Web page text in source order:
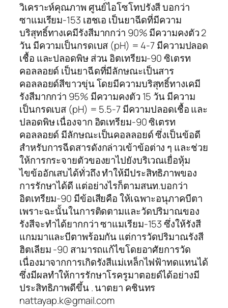
วิเคราะห์คุณภาพ ศูนย์ไอโซโทปรังสี บอกว่า
ซาแมเรียม-153 เฮชเอ เป็นยาฉีดที่มีความ
บริสุทธิ์ทางเคมีรังสีมากกว่า 90% มีความคงตัว 2
วัน มีความเป็นกรดเบส (pH) = 4-7 มีความปลอด
เชื้อ และปลอดพิษ ส่วน อิตเทรียม-90 ซิเตรท
คอลลอยด์ เป็นยาฉีดที่มีลักษณะเป็นสาร
คอลลอยด์สีขาวขุ่น โดยมีความบริสุทธิ์ทางเคมี
รังสีมากกว่า 95% มีความคงตัว 15 วัน มีความ
เป็นกรดเบส (pH) = 5.5-7 มีความปลอดเชื้อ และ
ปลอดพิษ เนื่องจาก อิตเทรียม-90 ซิเตรท
คอลลอยด์ มีลักษณะเป็นคอลลอยด์ ซึ่งเป็นข้อดี
สำหรับการฉีดสารดังกล่าวเข้าข้อต่าง ๆ และช่วย
ให้การกระจายตัวของยาไปยังบริเวณเยื่อหุ้ม
ไขข้ออักเสบได้ทั่วถึง ทำให้มีประสิทธิภาพของ
การรักษาได้ดี แต่อย่างไรก็ตามสนท.บอกว่า
อิตเทรียม-90 มีข้อเสียคือ ให้เฉพาะอนุภาคบีตา
เพราะฉะนั้นในการติดตามและวัดปริมาณของ
รังสีจะทำได้ยากกว่า ซาแมเรียม-153 ซึ่งให้รังสี
แกมมาและบีตาพร้อมกัน แต่การวัดปริมาณรังสี
ฮิตเลียม -90 สามารถแก้ไขโดยอาศัยการวัด
เนื่องมาจากการเกิดรังสีแม่เหล็กไฟฟ้าทดแทนได้
ซึ่งมีผลทำให้การรักษาโรครูมาตอยด์ได้อย่างมี
ประสิทธิภาพดีขึ้น . นาตยา คชินทร
nattayap.k@gmail.com